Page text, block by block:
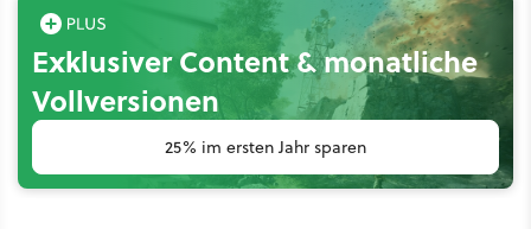
Exklusiver Content & monatliche
Vollversionen
25% im ersten Jahr sparen